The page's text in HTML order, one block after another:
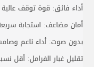
أداء فائق: قوة توقف
أمان مضاعف: استجابة
بدون صوت: أداء ناعم
تقليل غبار الفرامل: أقل